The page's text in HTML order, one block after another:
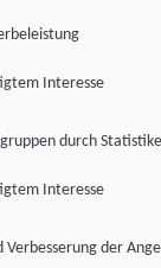
widerrufbar.
hat seinen Preis.
PUR für
Interesse
durch
Interesse
Verbesserung der